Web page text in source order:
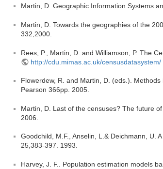
Martin, D. Geographic Information Systems
Martin, D. Towards the geographies of the
332,2000.
Rees, P., Martin, D. and Williamson, P. The
http://cdu.mimas.ac.uk/censusdatasystem/
Flowerdew, R. and Martin, D. (eds.).
Pearson 366pp. 2005.
Martin, D. Last of the censuses? The future
2006.
Goodchild, M.F., Anselin, L.& Deichmann, U.
25,383-397. 1993.
Harvey, J. F.. Population estimation models